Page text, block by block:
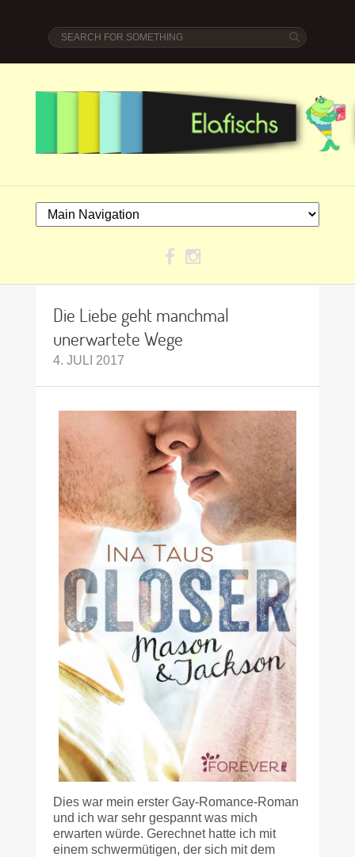
Die Liebe geht manchmal
unerwartete Wege
4. JULI 2017
Dies war mein erster Gay-Romance-Roman
und ich war sehr gespannt was mich
erwarten würde. Gerechnet hatte ich mit
einem schwermütigen, der sich mit dem